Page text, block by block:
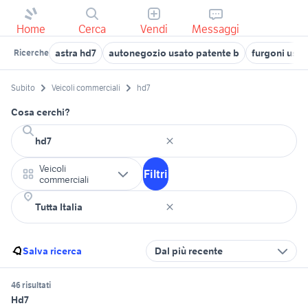
Home Cerca Vendi Messaggi
Ricerche astra hd7 autonegozio usato patente b furgoni
Subito Veicoli commerciali hd7
Cosa cerchi?
Veicoli
commerciali
Filtri
Salva ricerca Dal più recente
46 risultati
Hd7